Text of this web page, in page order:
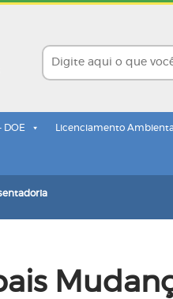
DOE Licenciamento Ambiental